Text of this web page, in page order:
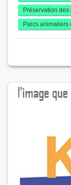
Préservation
Parcs animaliers